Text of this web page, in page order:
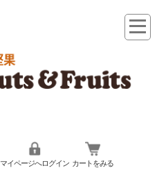
マイページへログイン カートをみる